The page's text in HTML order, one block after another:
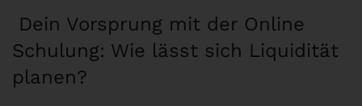
Dein Vorsprung mit der Online
Schulung: Wie lässt sich Liquidität
planen?